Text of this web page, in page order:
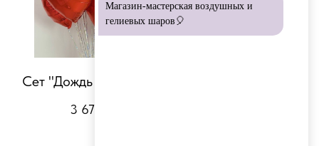
Сет "Дождь из сердец"
3 675
Магазин-мастерская воздушных и
гелиевых шаров🎈